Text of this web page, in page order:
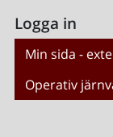
Logga in
Min sida -
Operativ